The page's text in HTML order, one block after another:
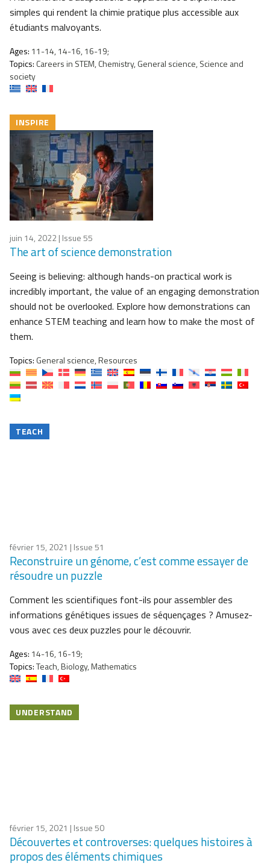
simples qui rendent la chimie pratique plus accessible aux
étudiants malvoyants.
Ages: 11-14, 14-16, 16-19;
Topics: Careers in STEM, Chemistry, General science, Science and
society
INSPIRE
juin 14, 2022| Issue 55
The art of science demonstration
Seeing is believing: although hands-on practical work is
incredibly important, the value of an engaging demonstration
should not be overlooked. Explore how demonstrations can
enhance STEM teaching and learn how to make the most of
them.
Topics: General science, Resources
TEACH
février 15, 2021 | Issue 51
Reconstruire un génome, c’est comme essayer de
résoudre un puzzle
Comment les scientifiques font-ils pour assembler des
informations génétiques issues de séquençages ? Amusez-
vous avec ces deux puzzles pour le découvrir.
Ages: 14-16, 16-19;
Topics:Teach, Biology, Mathematics
UNDERSTAND
février 15, 2021 | Issue 50
Découvertes et controverses: quelques histoires à
propos des éléments chimiques